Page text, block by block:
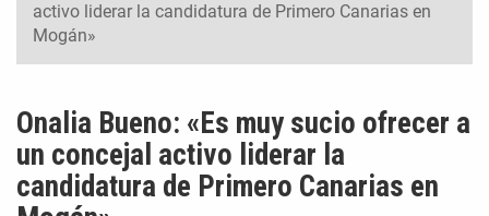
activo liderar la candidatura de Primero Canarias en
Mogán»
Onalia Bueno: «Es muy sucio ofrecer a
un concejal activo liderar la
candidatura de Primero Canarias en